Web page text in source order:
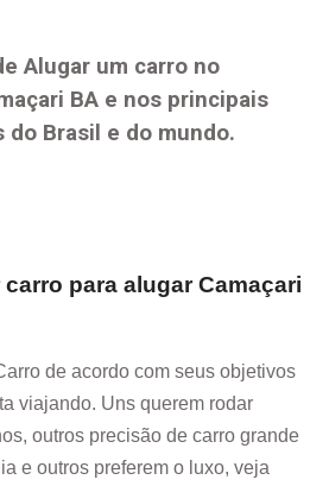
Alugar um carro no
BAe nos principais
do Brasil e do mundo.
para alugarCamaçari
de acordo com seus objetivos
viajando. Uns querem rodar
outros precisão de carro grande
e outros preferem o luxo, veja